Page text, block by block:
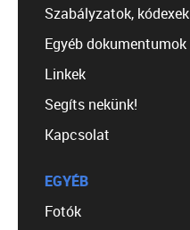
Szabályzatok, kódexek
Egyéb dokumentumok
Linkek
Segíts nekünk!
Kapcsolat
EGYÉB
Fotók